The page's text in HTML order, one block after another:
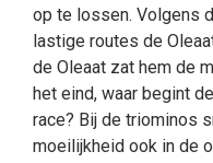
op te lossen. Volgens
lastige routes de
de Oleaat zat hem de
het eind, waar begint
race? Bij de triominos
moeilijkheid ook in de